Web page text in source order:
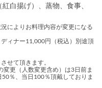
白揚げ）、蒸物、食事、
によりお料理内容が変更になる
ィナー11,000円（税込）別途頂
せて頂きます。
変更（人数変更含め）は3日前ま
％、当日100％頂戴しておりま